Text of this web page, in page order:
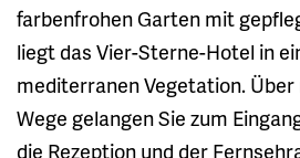
farbenfrohen Garten mit
liegt das Vier-Sterne-Hotel in
mediterranen Vegetation.
Wege gelangen Sie zum
die Rezeption und der